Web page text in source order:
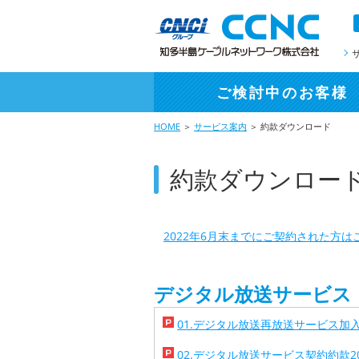
ご検討中のお客様
HOME ＞ サービス案内 ＞ 約款ダウンロード
約款ダウンロー
2022年6月末までにご契約された方
デジタル放送サービス
01.デジタル放送再放送サービス加
02.デジタル放送サービス契約約款